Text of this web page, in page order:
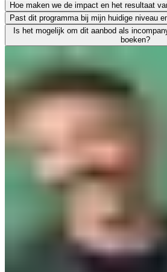
Zeker. We leiden uitsluitend werkende
Hoe maken we de impact en het resultaat
Leren moet leiden tot merkbaar
Past dit programma bij mijn huidige niveau
We vinden het essentieel dat je een
Is het mogelijk om dit aanbod als
boeken?
Absoluut. Vrijwel al onze trainingen en